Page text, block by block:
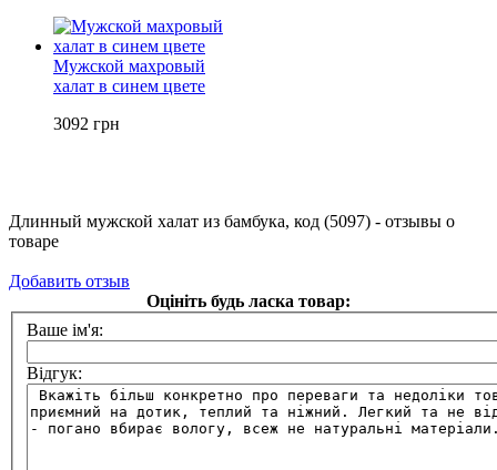
Мужской махровый
халат в синем цвете
3092 грн
Длинный мужской халат из бамбука, код (5097) - отзывы о
товаре
Добавить отзыв
Оцініть будь ласка товар:
Ваше ім'я:
Відгук: